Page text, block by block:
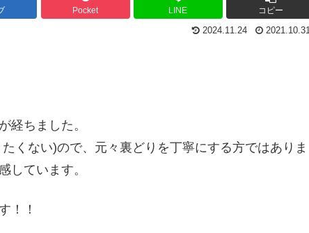
Pocket LINE コピー
2024.11.24 2021.10.31
経ちました。
くない)ので、元々裏どりを丁寧にする方ではありま
しています。
！！